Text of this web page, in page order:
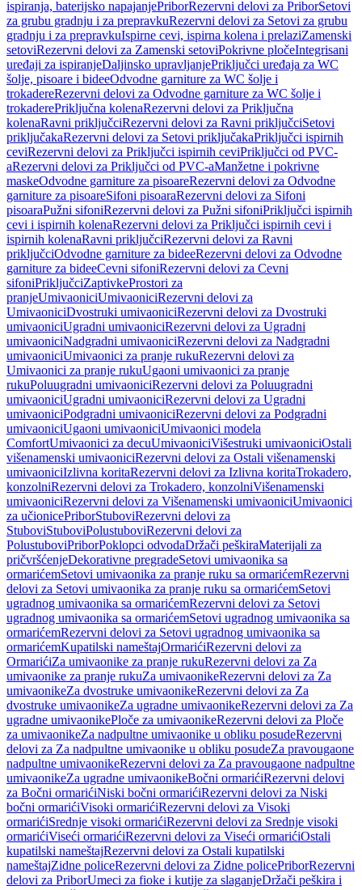
ispiranja, baterijsko napajanjePriborRezervni delovi za PriborSetovi
za grubu gradnju i za prepravkuRezervni delovi za Setovi za grubu
gradnju i za prepravkuIspirne cevi, ispirna kolena i prelaziZamenski
setoviRezervni delovi za Zamenski setoviPokrivne pločeIntegrisani
uređaji za ispiranjeDaljinsko upravljanjePriključci uređaja za WC
šolje, pisoare i bideeOdvodne garniture za WC šolje i
trokadereRezervni delovi za Odvodne garniture za WC šolje i
trokaderePriključna kolenaRezervni delovi za Priključna
kolenaRavni priključciRezervni delovi za Ravni priključciSetovi
priključakaRezervni delovi za Setovi priključakaPriključci ispirnih
ceviRezervni delovi za Priključci ispirnih ceviPriključci od PVC-
aRezervni delovi za Priključci od PVC-aManžetne i pokrivne
maskeOdvodne garniture za pisoareRezervni delovi za Odvodne
garniture za pisoareSifoni pisoaraRezervni delovi za Sifoni
pisoaraPužni sifoniRezervni delovi za Pužni sifoniPriključci ispirnih
cevi i ispirnih kolenaRezervni delovi za Priključci ispirnih cevi i
ispirnih kolenaRavni priključciRezervni delovi za Ravni
priključciOdvodne garniture za bideeRezervni delovi za Odvodne
garniture za bideeCevni sifoniRezervni delovi za Cevni
sifoniPriključciZaptivkeProstori za
pranjeUmivaoniciUmivaoniciRezervni delovi za
UmivaoniciDvostruki umivaoniciRezervni delovi za Dvostruki
umivaoniciUgradni umivaoniciRezervni delovi za Ugradni
umivaoniciNadgradni umivaoniciRezervni delovi za Nadgradni
umivaoniciUmivaonici za pranje rukuRezervni delovi za
Umivaonici za pranje rukuUgaoni umivaonici za pranje
rukuPoluugradni umivaoniciRezervni delovi za Poluugradni
umivaoniciUgradni umivaoniciRezervni delovi za Ugradni
umivaoniciPodgradni umivaoniciRezervni delovi za Podgradni
umivaoniciUgaoni umivaoniciUmivaonici modela
ComfortUmivaonici za decuUmivaoniciVišestruki umivaoniciOstali
višenamenski umivaoniciRezervni delovi za Ostali višenamenski
umivaoniciIzlivna koritaRezervni delovi za Izlivna koritaTrokadero,
konzolniRezervni delovi za Trokadero, konzolniVišenamenski
umivaoniciRezervni delovi za Višenamenski umivaoniciUmivaonici
za učionicePriborStuboviRezervni delovi za
StuboviStuboviPolustuboviRezervni delovi za
PolustuboviPriborPoklopci odvodaDržači peškiraMaterijali za
pričvršćenjeDekorativne pregradeSetovi umivaonika sa
ormarićemSetovi umivaonika za pranje ruku sa ormarićemRezervni
delovi za Setovi umivaonika za pranje ruku sa ormarićemSetovi
ugradnog umivaonika sa ormarićemRezervni delovi za Setovi
ugradnog umivaonika sa ormarićemSetovi ugradnog umivaonika sa
ormarićemRezervni delovi za Setovi ugradnog umivaonika sa
ormarićemKupatilski nameštajOrmarićiRezervni delovi za
OrmarićiZa umivaonike za pranje rukuRezervni delovi za Za
umivaonike za pranje rukuZa umivaonikeRezervni delovi za Za
umivaonikeZa dvostruke umivaonikeRezervni delovi za Za
dvostruke umivaonikeZa ugradne umivaonikeRezervni delovi za Za
ugradne umivaonikePloče za umivaonikeRezervni delovi za Ploče
za umivaonikeZa nadpultne umivaonike u obliku posudeRezervni
delovi za Za nadpultne umivaonike u obliku posudeZa pravougaone
nadpultne umivaonikeRezervni delovi za Za pravougaone nadpultne
umivaonikeZa ugradne umivaonikeBočni ormarićiRezervni delovi
za Bočni ormarićiNiski bočni ormarićiRezervni delovi za Niski
bočni ormarićiVisoki ormarićiRezervni delovi za Visoki
ormarićiSrednje visoki ormarićiRezervni delovi za Srednje visoki
ormarićiViseći ormarićiRezervni delovi za Viseći ormarićiOstali
kupatilski nameštajRezervni delovi za Ostali kupatilski
nameštajZidne policeRezervni delovi za Zidne policePriborRezervni
delovi za PriborUmeci za fioke i kutije za slaganjeDržači peškira i